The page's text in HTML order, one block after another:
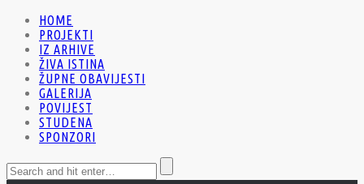
HOME
PROJEKTI
IZ ARHIVE
ŽIVA ISTINA
ŽUPNE OBAVIJESTI
GALERIJA
POVIJEST
STUDENA
SPONZORI